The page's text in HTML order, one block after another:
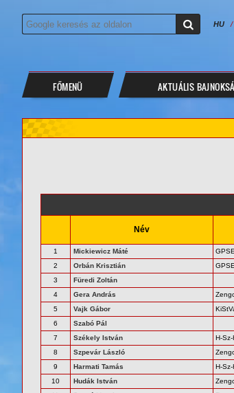
HU /
FŐMENÜ AKTUÁLIS
Név
1
Mickiewicz Máté GPSE
2
Orbán Krisztián GPSE
3
Füredi Zoltán
4
Gera András
5
Vajk Gábor
6
Szabó Pál
7
Székely István H-
8
Szpevár László
9
Harmati Tamás H-
10
Hudák István